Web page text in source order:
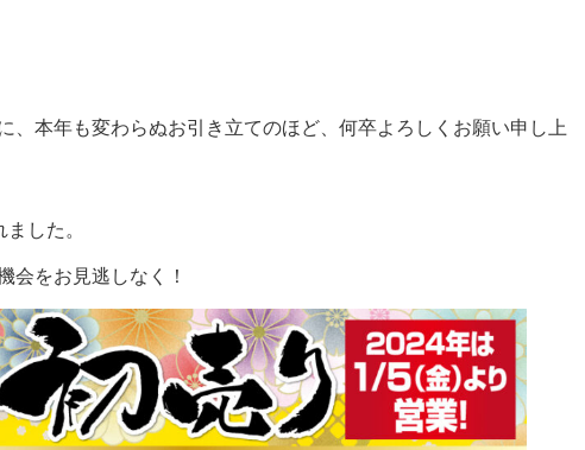
、本年も変わらぬお引き立てのほど、何卒よろしくお願い申し上
した。
会をお見逃しなく！